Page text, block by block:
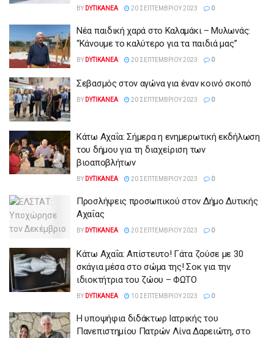
BY DYTIKANEA 20 ΣΕΠΤΕΜΒΡΊΟΥ 2023 0
Νέα παιδική χαρά στο Καλαμάκι – Μυλωνάς:
“Κάνουμε το καλύτερο για τα παιδιά μας”
BY DYTIKANEA 20 ΣΕΠΤΕΜΒΡΊΟΥ 2023 0
Σεβασμός στον αγώνα για έναν κοινό σκοπό
BY DYTIKANEA 20 ΣΕΠΤΕΜΒΡΊΟΥ 2023 0
Κάτω Αχαΐα: Σήμερα η ενημερωτική εκδήλωση
του δήμου για τη διαχείριση των
βιοαποβλήτων
BY DYTIKANEA 20 ΣΕΠΤΕΜΒΡΊΟΥ 2023 0
Προσλήψεις προσωπικού στον Δήμο Δυτικής
Αχαΐας
BY DYTIKANEA 20 ΣΕΠΤΕΜΒΡΊΟΥ 2023 0
Κάτω Αχαΐα: Απίστευτο! Γάτα ζούσε με 30
σκάγια μέσα στο σώμα της! Σοκ για την
ιδιοκτήτρια του ζώου – ΦΩΤΟ
BY DYTIKANEA 10 ΣΕΠΤΕΜΒΡΊΟΥ 2023 0
Η υποψήφια διδάκτωρ Ιατρικής του
Πανεπιστημίου Πατρών Λίνα Δαρειώτη, στο